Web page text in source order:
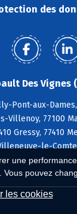
une
pouvez
les cookies
des
Des Vignes
Pont-aux-
77100
Gressy, 77410
le-